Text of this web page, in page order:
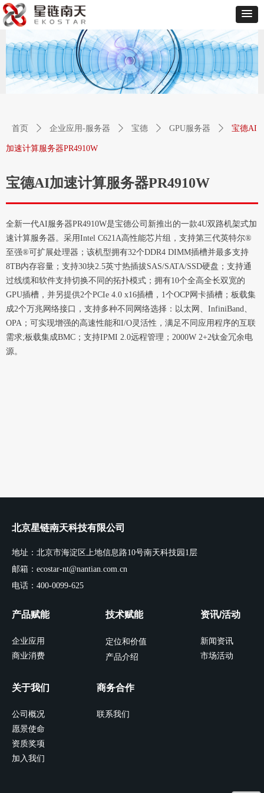
首页 ꄲ 企业应用-服务器 ꄲ 宝德 ꄲ GPU服务器 ꄲ 宝德AI
加速计算服务器PR4910W
宝德AI加速计算服务器PR4910W
全新一代AI服务器PR4910W是宝德公司新推出的一款4U双路机架式加
速计算服务器。采用Intel C621A高性能芯片组，支持第三代英特尔®
至强®可扩展处理器；该机型拥有32个DDR4 DIMM插槽并最多支持
8TB内存容量；支持30块2.5英寸热插拔SAS/SATA/SSD硬盘；支持通
过线缆和软件支持切换不同的拓扑模式；拥有10个全高全长双宽的
GPU插槽，并另提供2个PCIe 4.0 x16插槽，1个OCP网卡插槽；板载集
成2个万兆网络接口，支持多种不同网络选择：以太网、InfiniBand、
OPA；可实现增强的高速性能和I/O灵活性，满足不同应用程序的互联
需求;板载集成BMC；支持IPMI 2.0远程管理；2000W 2+2钛金冗余电
源。
产品赋能
企业应用
商业消费
技术赋能
定位和价值
产品介绍
资讯/活动
新闻资讯
市场活动
关于我们
公司概况
愿景使命
资质奖项
加入我们
商务合作
联系我们
北京星链南天科技有限公司
地址：北京市海淀区上地信息路10号南天科技园1层
邮箱：ecostar-nt@nantian.com.cn
电话：400-0099-625